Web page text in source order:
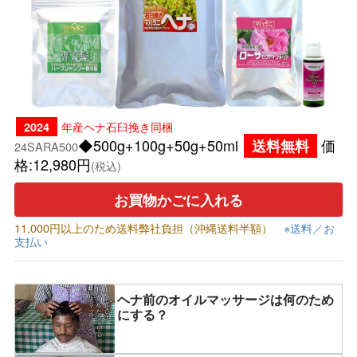
2024
年産ヘナ石臼挽き同梱
24SARA500◆500g+100g+50g+50ml 送料無料 価
格:12,980円(税込)
お買物かごに入れる
11,000円以上のため送料弊社負担（沖縄送料半額） ※送料／お
支払い
ヘナ前のオイルマッサージは何のため
にする？